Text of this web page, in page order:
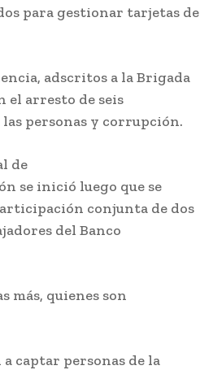
para gestionar tarjetas de
adscritos a la Brigada
el arresto de seis
personas y corrupción.
de
se inició luego que se
conjunta de dos
del Banco
más, quienes son
captar personas de la